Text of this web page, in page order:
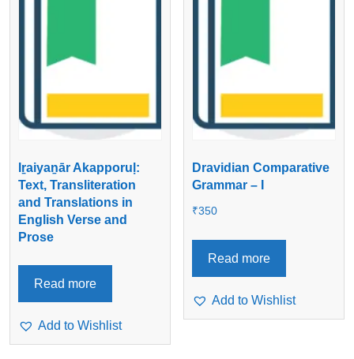
Iṟaiyaṉār Akapporuḷ:
Text, Transliteration
and Translations in
English Verse and
Prose
Read more
Add to Wishlist
Dravidian Comparative
Grammar – I
₹350
Read more
Add to Wishlist